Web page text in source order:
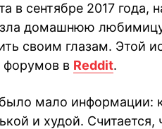
в сентябре 2017 года,
домашнюю
своим глазам. Этой
форумов в Reddit.
было мало информации:
и худой. Считается,